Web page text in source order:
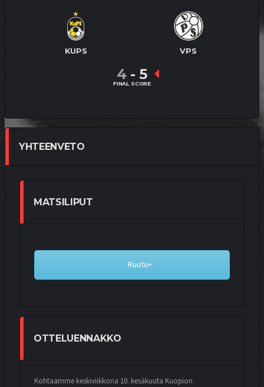
KUPS VPS
4 - 5
FINAL SCORE
YHTEENVETO
MATSILIPUT
Ruutu+
OTTELUENNAKKO
Kohtaamme keskiviikkona 10. kesäkuuta Kuopion